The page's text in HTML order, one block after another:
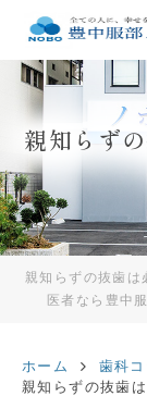
親知らず
親知らずの抜歯は
医者なら豊中
ホーム 歯科
親知らずの抜歯